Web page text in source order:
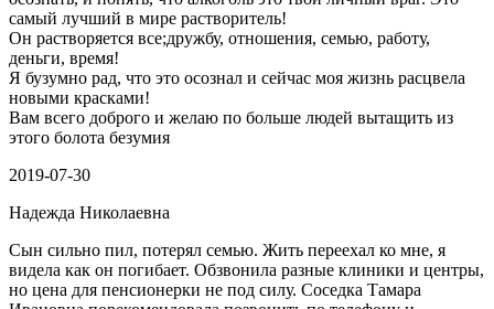
самый лучший в мире растворитель!
Он растворяется все;дружбу, отношения, семью, работу,
деньги, время!
Я бузумно рад, что это осознал и сейчас моя жизнь расцвела
новыми красками!
Вам всего доброго и желаю по больше людей вытащить из
этого болота безумия
2019-07-30
Надежда Николаевна
Сын сильно пил, потерял семью. Жить переехал ко мне, я
видела как он погибает. Обзвонила разные клиники и центры,
но цена для пенсионерки не под силу. Соседка Тамара